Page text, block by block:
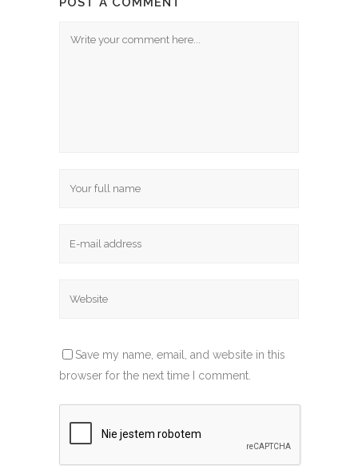
Save my name, email, and website in this
browser for the next time I comment.